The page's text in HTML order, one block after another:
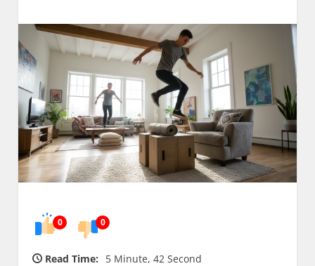
0 0
Read Time: 5 Minute, 42 Second